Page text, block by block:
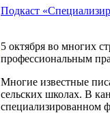
Подкаст
5 октября во многих
профессиональным
Многие известные
сельских школах. В
специализированном